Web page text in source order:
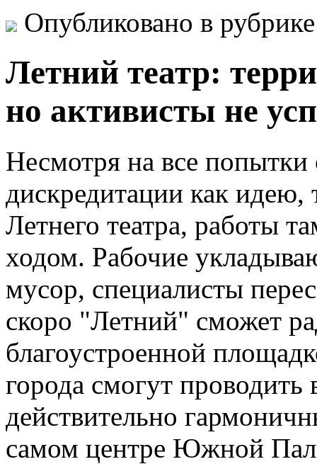
Опубликовано в
Летний театр:
но активисты не
Несмотря на все
дискредитации как идею,
Летнего театра, работы
ходом. Рабочие
мусор, специалисты
скоро "Летний" сможет
благоустроенной
города смогут проводить
действительно
самом центре Южной